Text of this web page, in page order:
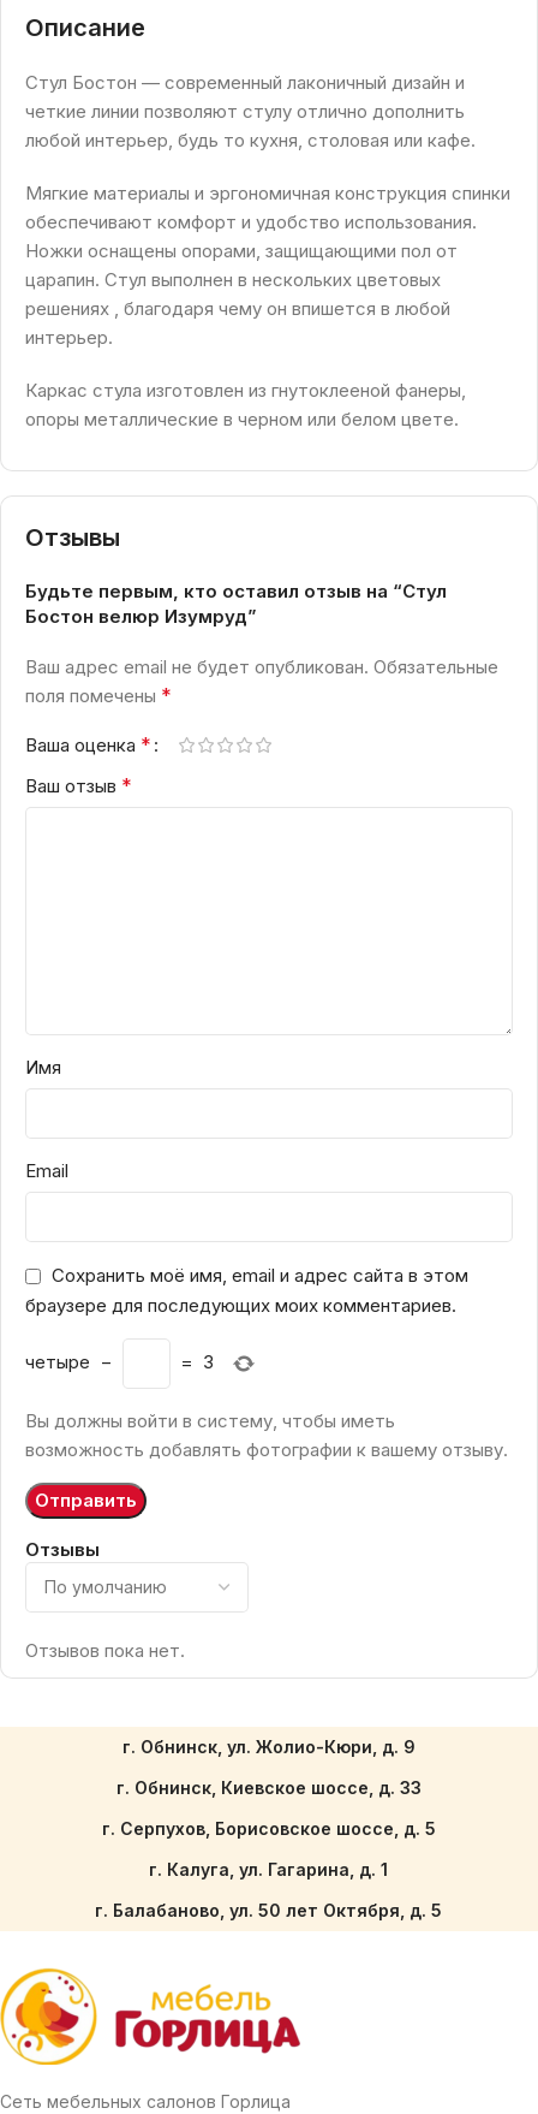
Описание
Стул Бостон — современный лаконичный дизайн и
четкие линии позволяют стулу отлично дополнить
любой интерьер, будь то кухня, столовая или кафе.
Мягкие материалы и эргономичная конструкция спинки
обеспечивают комфорт и удобство использования.
Ножки оснащены опорами, защищающими пол от
царапин. Стул выполнен в нескольких цветовых
решениях , благодаря чему он впишется в любой
интерьер.
Каркас стула изготовлен из гнутоклееной фанеры,
опоры металлические в черном или белом цвете.
Отзывы
Отзывы
Отзывов пока нет.
Будьте первым, кто оставил отзыв на “Стул
Бостон велюр Изумруд”
Ваш адрес email не будет опубликован. Обязательные
поля помечены *
Ваша оценка *
Ваш отзыв *
Имя
Email
Сохранить моё имя, email и адрес сайта в этом
браузере для последующих моих комментариев.
четыре − = 3
Вы должны войти в систему, чтобы иметь
возможность добавлять фотографии к вашему отзыву.
г. Обнинск, ул. Жолио-Кюри, д. 9
г. Обнинск, Киевское шоссе, д. 33
г. Серпухов, Борисовское шоссе, д. 5
г. Калуга, ул. Гагарина, д. 1
г. Балабаново, ул. 50 лет Октября, д. 5
Сеть мебельных салонов Горлица